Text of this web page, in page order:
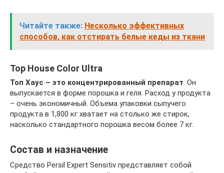
Читайте также: Несколько эффективных
способов, как отстирать белые кеды из ткани
Top House Color Ultra
Топ Хаус – это концентрированный препарат . Он
выпускается в форме порошка и геля. Расход у продукта
– очень экономичный. Объема упаковки сыпучего
продукта в 1,800 кг хватает на столько же стирок,
насколько стандартного порошка весом более 7 кг.
Состав и назначение
Средство Persil Expert Sensitiv представляет собой